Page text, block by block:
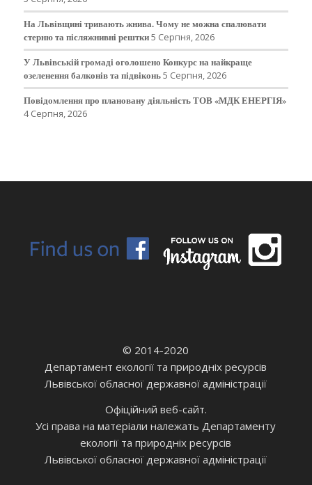
На Львівщині тривають жнива. Чому не можна спалювати
стерню та післяжнивні рештки5 Серпня, 2026
У Львівській громаді оголошено Конкурс на найкраще
озеленення балконів та підвіконь5 Серпня, 2026
Повідомлення про плановану діяльність ТОВ «МДК ЕНЕРГІЯ»
4 Серпня, 2026
© 2014-2020
Департамент екології та природніх ресурсів
Львівської обласної державної адміністрації
Офіційний веб-сайт.
Усі права на матеріали належать Департаменту
екології та природніх ресурсів
Львівської обласної державної адміністрації